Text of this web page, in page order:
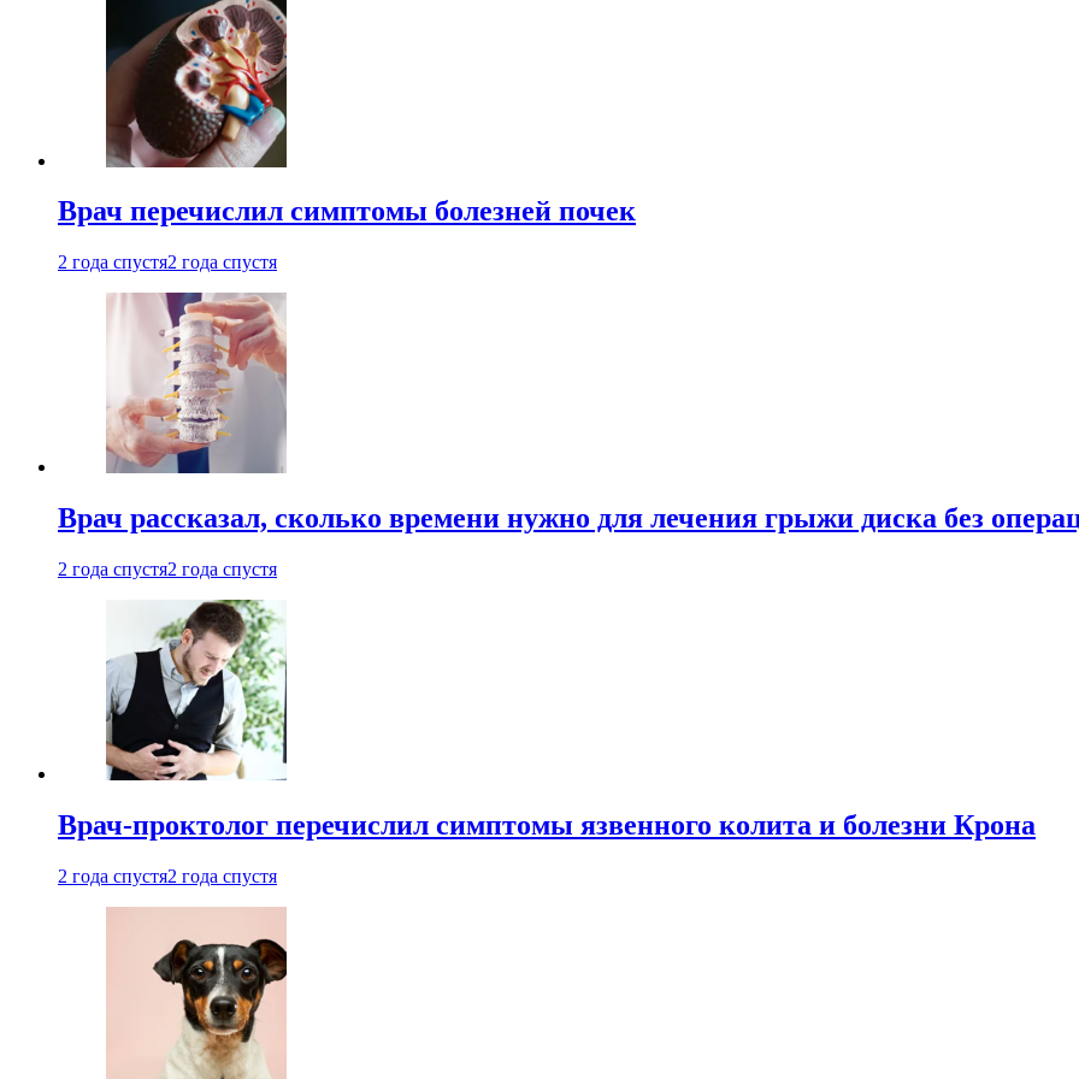
Врач перечислил симптомы болезней почек
2 года спустя2 года спустя
Врач рассказал, сколько времени нужно для лечения грыжи диска без
2 года спустя2 года спустя
Врач-проктолог перечислил симптомы язвенного колита и болезни Крона
2 года спустя2 года спустя